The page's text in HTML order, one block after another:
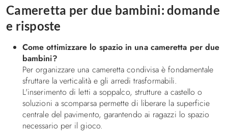
Cameretta per due bambini: domande
e risposte
Come ottimizzare lo spazio in una cameretta per due
bambini?
Per organizzare una cameretta condivisa è fondamentale
sfruttare la verticalità e gli arredi trasformabili.
L'inserimento di letti a soppalco, strutture a castello o
soluzioni a scomparsa permette di liberare la superficie
centrale del pavimento, garantendo ai ragazzi lo spazio
necessario per il gioco.